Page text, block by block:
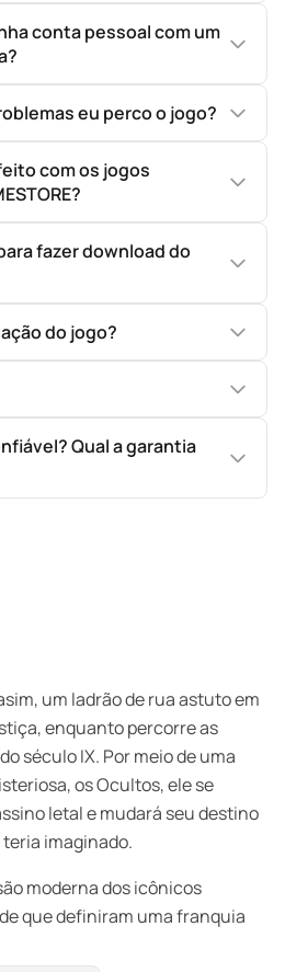
conta pessoal com um
eu perco o jogo?
com os jogos
fazer download do
do jogo?
Qual a garantia
um ladrão de rua astuto em
enquanto percorre as
século IX. Por meio de uma
os Ocultos, ele se
letal e mudará seu destino
imaginado.
moderna dos icônicos
que definiram uma franquia